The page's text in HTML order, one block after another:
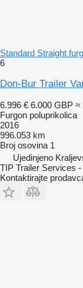
Standard Straight
6
Don-Bur Trailer
6.996 € 6.000 GBP ≈
Furgon poluprikolica
2016
996.053 km
Broj osovina 1
Ujedinjeno
TIP Trailer Services
Kontaktirajte